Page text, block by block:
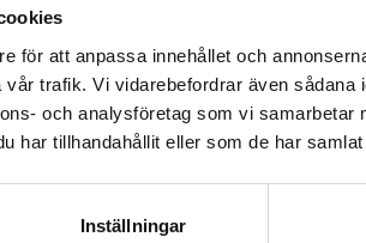
för att anpassa innehållet och
trafik. Vi vidarebefordrar även sådana
och analysföretag som vi
har tillhandahållit eller som de har
Inställningar